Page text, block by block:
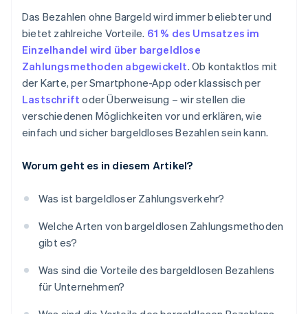
Das Bezahlen ohne Bargeld wird immer beliebter und
bietet zahlreiche Vorteile. 61 % des Umsatzes im
Einzelhandel wird über bargeldlose
Zahlungsmethoden abgewickelt. Ob kontaktlos mit
der Karte, per Smartphone-App oder klassisch per
Lastschrift oder Überweisung – wir stellen die
verschiedenen Möglichkeiten vor und erklären, wie
einfach und sicher bargeldloses Bezahlen sein kann.
Worum geht es in diesem Artikel?
Was ist bargeldloser Zahlungsverkehr?
Welche Arten von bargeldlosen Zahlungsmethoden
gibt es?
Was sind die Vorteile des bargeldlosen Bezahlens
für Unternehmen?